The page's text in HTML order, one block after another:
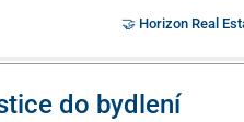
🤝 Horizon Real
do bydlení